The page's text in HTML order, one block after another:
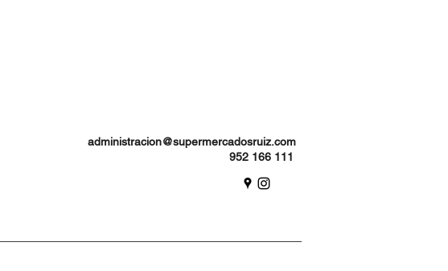
administracion@supermercadosruiz.com
952 166 111